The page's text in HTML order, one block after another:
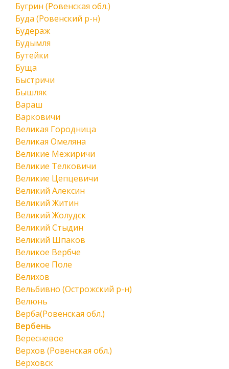
Бугрин (Ровенская обл.)
Буда (Ровенский р-н)
Будераж
Будымля
Бутейки
Буща
Быстричи
Бышляк
Вараш
Варковичи
Великая Городница
Великая Омеляна
Великие Межиричи
Великие Телковичи
Великие Цепцевичи
Великий Алексин
Великий Житин
Великий Жолудск
Великий Стыдин
Великий Шпаков
Великое Вербче
Великое Поле
Велихов
Вельбивно (Острожский р-н)
Велюнь
Верба(Ровенская обл.)
Вербень
Вересневое
Верхов (Ровенская обл.)
Верховск